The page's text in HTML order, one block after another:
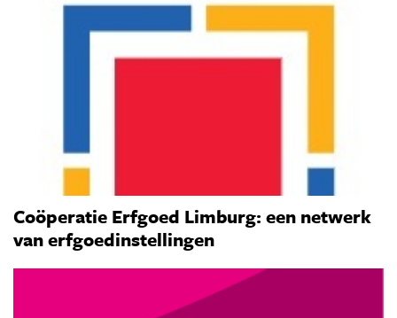
Coöperatie Erfgoed Limburg: een netwerk
van erfgoedinstellingen